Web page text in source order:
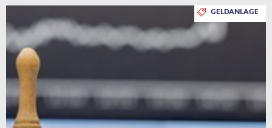
GELDANLAGE